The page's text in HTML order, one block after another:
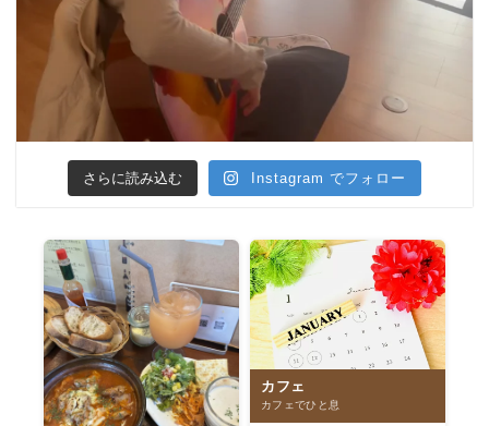
さらに読み込む Instagram でフォロー
カフェ
カフェでひと息